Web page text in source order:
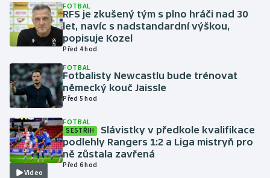
Lezení
Lyže a snowboard
Moderní pětiboj
Motorsport
Olympijské hry
Parasport
FOTBAL
RFS je zkušený tým s plno hráči nad 30
let, navíc s nadstandardní výškou,
popisuje Kozel
Před 4 hod
FOTBAL
Fotbalisty Newcastlu bude trénovat
německý kouč Jaissle
Před 5 hod
Video
FOTBAL
SESTŘIH
Slávistky v předkole kvalifikace
podlehly Rangers 1:2 a Liga mistryň pro
ně zůstala zavřená
Před 6 hod